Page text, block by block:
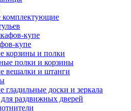
комплектующие
купе
купе
корзины и полки
полки и корзины
вешалки и штанги
доски и зеркала
раздвижных дверей